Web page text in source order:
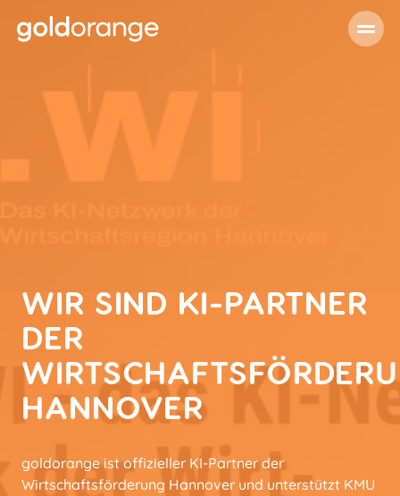
WIR SIND KI-PARTNER
DER
HANNOVER
goldorange ist offizieller KI-Partner der
Wirtschaftsförderung Hannover und unterstützt KMU